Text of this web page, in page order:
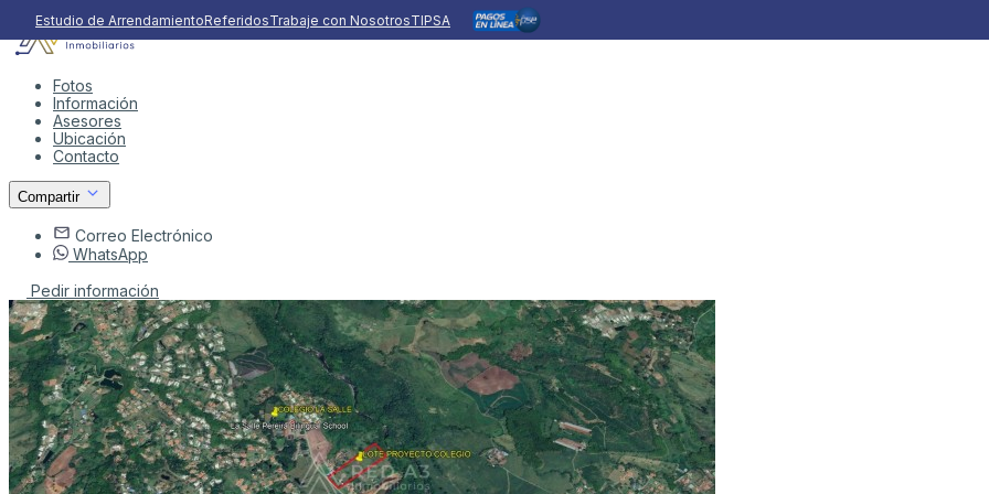
Estudio de ArrendamientoReferidosTrabaje con NosotrosTIPSA
Fotos
Información
Asesores
Ubicación
Contacto
Compartir
Correo Electrónico
WhatsApp
Pedir información